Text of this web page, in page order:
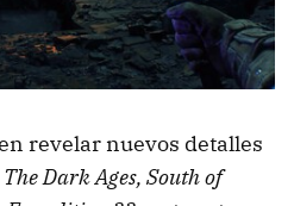
revelar nuevos detalles
Dark Ages, South of